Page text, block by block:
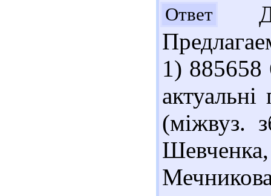
Ответ
1) 885658
(міжвуз.